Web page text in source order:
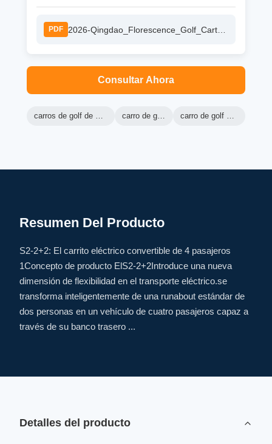
PDF
Consultar Ahora
carros de golf de máquina verde carro de golf ranger carro de golf eléctrico lsv
Resumen Del Producto
S2-2+2: El carrito eléctrico convertible de 4 pasajeros
1Concepto de producto ElS2-2+2Introduce una nueva
dimensión de flexibilidad en el transporte eléctrico.se
transforma inteligentemente de una runabout estándar de
dos personas en un vehículo de cuatro pasajeros capaz a
través de su banco trasero ...
Detalles del producto